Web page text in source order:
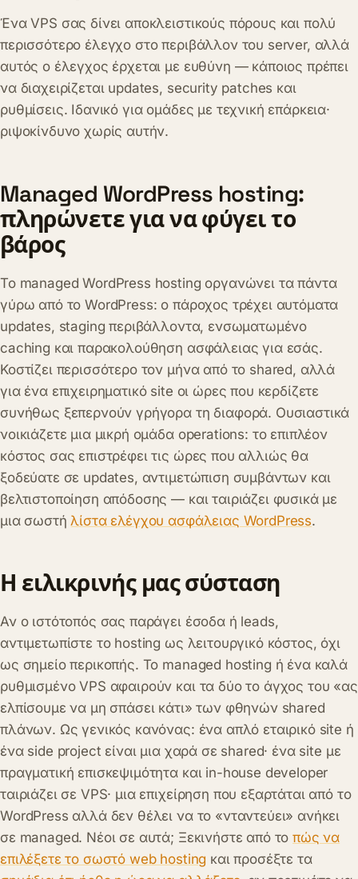
Ένα VPS σας δίνει αποκλειστικούς πόρους και πολύ
περισσότερο έλεγχο στο περιβάλλον του server, αλλά
αυτός ο έλεγχος έρχεται με ευθύνη — κάποιος πρέπει
να διαχειρίζεται updates, security patches και
ρυθμίσεις. Ιδανικό για ομάδες με τεχνική επάρκεια·
ριψοκίνδυνο χωρίς αυτήν.
Managed WordPress hosting:
πληρώνετε για να φύγει το
βάρος
Το managed WordPress hosting οργανώνει τα πάντα
γύρω από το WordPress: ο πάροχος τρέχει αυτόματα
updates, staging περιβάλλοντα, ενσωματωμένο
caching και παρακολούθηση ασφάλειας για εσάς.
Κοστίζει περισσότερο τον μήνα από το shared, αλλά
για ένα επιχειρηματικό site οι ώρες που κερδίζετε
συνήθως ξεπερνούν γρήγορα τη διαφορά. Ουσιαστικά
νοικιάζετε μια μικρή ομάδα operations: το επιπλέον
κόστος σας επιστρέφει τις ώρες που αλλιώς θα
ξοδεύατε σε updates, αντιμετώπιση συμβάντων και
βελτιστοποίηση απόδοσης — και ταιριάζει φυσικά με
μια σωστήλίστα ελέγχου ασφάλειας WordPress.
Η ειλικρινής μας σύσταση
Αν ο ιστότοπός σας παράγει έσοδα ή leads,
αντιμετωπίστε το hosting ως λειτουργικό κόστος, όχι
ως σημείο περικοπής. Το managed hosting ή ένα καλά
ρυθμισμένο VPS αφαιρούν και τα δύο το άγχος του «ας
ελπίσουμε να μη σπάσει κάτι» των φθηνών shared
πλάνων. Ως γενικός κανόνας: ένα απλό εταιρικό site ή
ένα side project είναι μια χαρά σε shared· ένα site με
πραγματική επισκεψιμότητα και in-house developer
ταιριάζει σε VPS· μια επιχείρηση που εξαρτάται από το
WordPress αλλά δεν θέλει να το «νταντεύει» ανήκει
σε managed. Νέοι σε αυτά; Ξεκινήστε από τοπώς να
επιλέξετε το σωστό web hosting και προσέξτε τα